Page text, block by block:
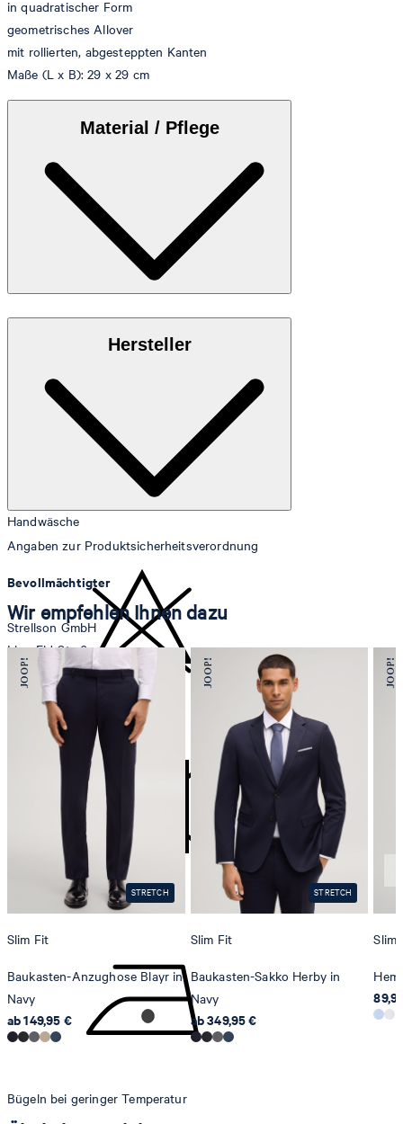
in quadratischer Form
geometrisches Allover
mit rollierten, abgesteppten Kanten
Maße (L x B): 29 x 29 cm
Material / Pflege
Handwäsche
nicht bleichen
nicht Trommeltrocknen
Bügeln bei geringer Temperatur
Hersteller
Angaben zur Produktsicherheitsverordnung
Bevollmächtigter
Strellson GmbH
Line-Eid-Str. 6
78467 Konstanz
Deutschland
contact@strellson.com
Produzent
Sonnenwiesenstrasse 21
8280 Kreuzlingen
Wir empfehlen Ihnen dazu
STRETCH
Slim Fit
Baukasten-Anzughose Blayr in
Navy
ab 149,95 €
STRETCH
Slim Fit
Baukasten-Sakko Herby in
Navy
ab 349,95 €
Slim